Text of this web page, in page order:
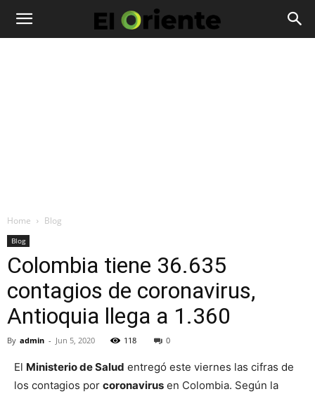
Home Blog
Blog
Colombia tiene 36.635
contagios de coronavirus,
Antioquia llega a 1.360
By admin - Jun 5, 2020 118 0
El Ministerio de Salud entregó este viernes las cifras de
los contagios por coronavirus en Colombia. Según la